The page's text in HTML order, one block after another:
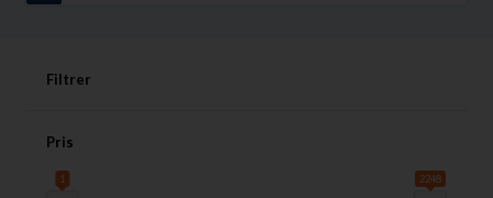
Filtrer
Pris
1 2248